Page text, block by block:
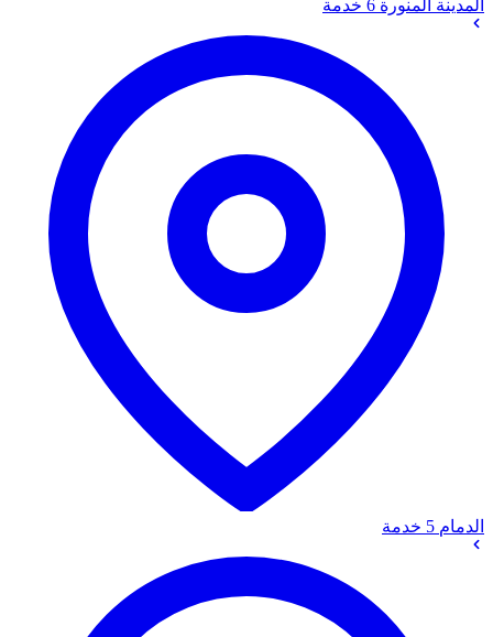
المدينة المنورة 6 خدمة
الدمام 5 خدمة